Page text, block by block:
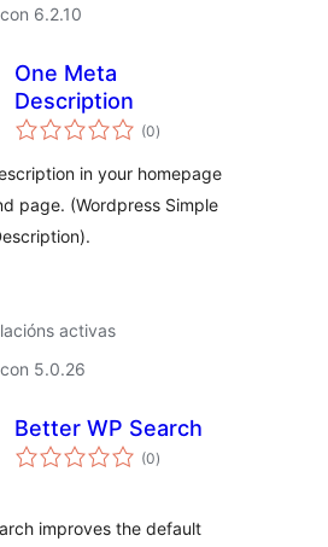
6.2.10
One Meta
Description
(0valoracións
totais
)
in your homepage
page. (Wordpress Simple
activas
5.0.26
Better WP Search
(0valoracións
totais
)
improves the default